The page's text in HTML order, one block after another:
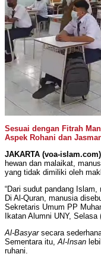
Sesuai dengan Fitrah
Aspek Rohani dan
JAKARTA (voa-islam.com)
hewan dan malaikat,
yang tidak dimiliki oleh
“Dari sudut pandang
Di Al-Quran, manusia
Sekretaris Umum PP
Ikatan Alumni UNY, Selasa
Al-Basyarsecara
Sementara itu,Al-Insan
ruhani.